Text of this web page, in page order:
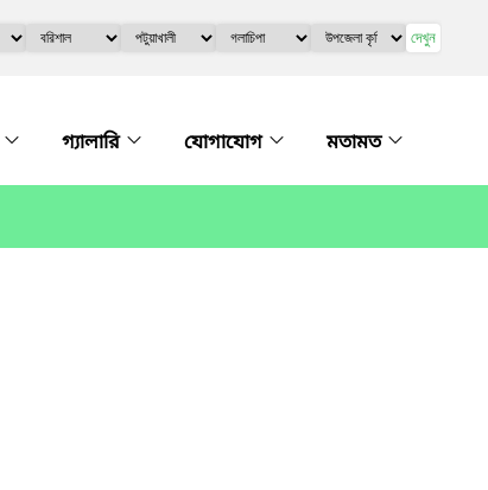
দেখুন
গ্যালারি যোগাযোগ মতামত